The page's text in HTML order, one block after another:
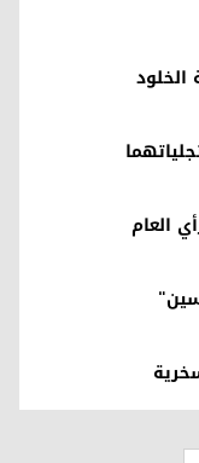
العام